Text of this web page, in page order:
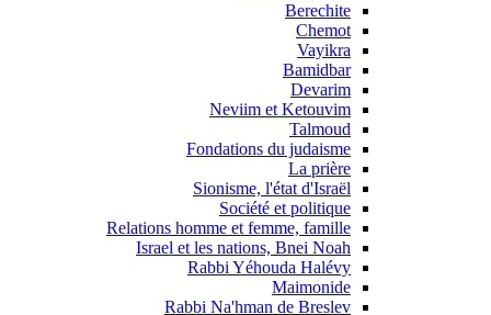
Berechite
Chemot
Vayikra
Bamidbar
Devarim
Neviim et Ketouvim
Talmoud
Fondations du judaisme
La prière
Sionisme, l'état d'Israël
Société et politique
Relations homme et femme, famille
Israel et les nations, Bnei Noah
Rabbi Yéhouda Halévy
Maimonide
Rabbi Na'hman de Breslev